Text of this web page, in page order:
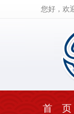
您好，欢
首 页